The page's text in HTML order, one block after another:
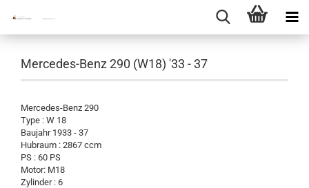
Mercedes-Benz 290 (W18) '33 - 37
Mercedes-Benz 290
Type : W 18
Baujahr 1933 - 37
Hubraum : 2867 ccm
PS : 60 PS
Motor: M18
Zylinder : 6